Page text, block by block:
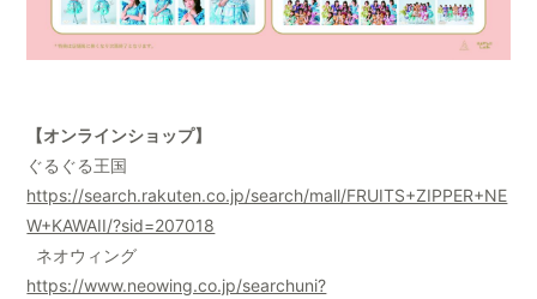
【オンラインショップ】
ぐるぐる王国
https://search.rakuten.co.jp/search/mall/FRUITS+ZIPPER+NE
W+KAWAII/?sid=207018
ネオウィング
https://www.neowing.co.jp/searchuni?